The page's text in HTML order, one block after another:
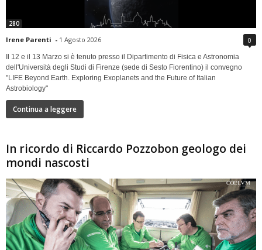
280
Irene Parenti - 1 Agosto 2026 0
Il 12 e il 13 Marzo si è tenuto presso il Dipartimento di Fisica e Astronomia
dell'Università degli Studi di Firenze (sede di Sesto Fiorentino) il convegno
"LIFE Beyond Earth. Exploring Exoplanets and the Future of Italian
Astrobiology"
Continua a leggere
In ricordo di Riccardo Pozzobon geologo dei
mondi nascosti